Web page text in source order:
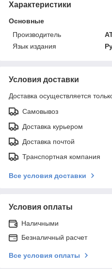
Характеристики
Основные
Производитель
Язык издания
Условия доставки
Доставка осуществляется
Самовывоз
Доставка курьером
Доставка почтой
Транспортная компания
Все условия доставки
Условия оплаты
Наличными
Безналичный расчет
Все условия оплаты